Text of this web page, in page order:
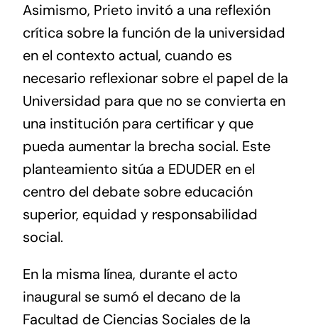
Asimismo, Prieto invitó a una reflexión
crítica sobre la función de la universidad
en el contexto actual, cuando es
necesario reflexionar sobre el papel de la
Universidad para que no se convierta en
una institución para certificar y que
pueda aumentar la brecha social. Este
planteamiento sitúa a EDUDER en el
centro del debate sobre educación
superior, equidad y responsabilidad
social.
En la misma línea, durante el acto
inaugural se sumó el decano de la
Facultad de Ciencias Sociales de la